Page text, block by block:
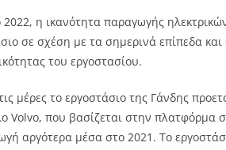
η ικανότητα παραγωγής
σε σχέση με τα σημερινά επίπεδα
του εργοστασίου.
μέρες το εργοστάσιο της Γάνδης
Volvo, που βασίζεται στην πλατφόρμα
αργότερα μέσα στο 2021. Το